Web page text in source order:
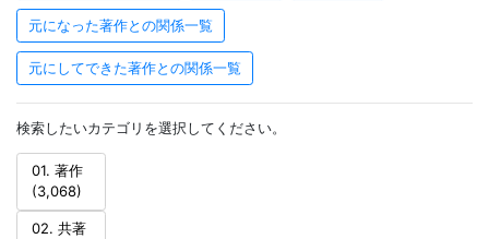
元になった著作との関係一覧
元にしてできた著作との関係一覧
検索したいカテゴリを選択してください。
01. 著作
(3,068)
02. 共著